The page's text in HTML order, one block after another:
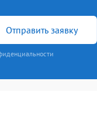
Отправить заявку